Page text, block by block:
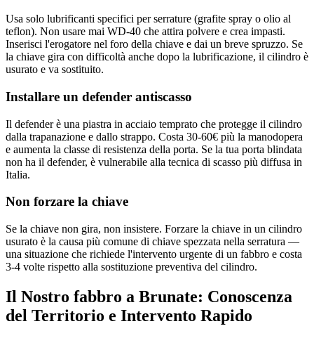
Usa solo lubrificanti specifici per serrature (grafite spray o olio al
teflon). Non usare mai WD-40 che attira polvere e crea impasti.
Inserisci l'erogatore nel foro della chiave e dai un breve spruzzo. Se
la chiave gira con difficoltà anche dopo la lubrificazione, il cilindro è
usurato e va sostituito.
Installare un defender antiscasso
Il defender è una piastra in acciaio temprato che protegge il cilindro
dalla trapanazione e dallo strappo. Costa 30-60€ più la manodopera
e aumenta la classe di resistenza della porta. Se la tua porta blindata
non ha il defender, è vulnerabile alla tecnica di scasso più diffusa in
Italia.
Non forzare la chiave
Se la chiave non gira, non insistere. Forzare la chiave in un cilindro
usurato è la causa più comune di chiave spezzata nella serratura —
una situazione che richiede l'intervento urgente di un fabbro e costa
3-4 volte rispetto alla sostituzione preventiva del cilindro.
Il Nostro fabbro a Brunate: Conoscenza
del Territorio e Intervento Rapido